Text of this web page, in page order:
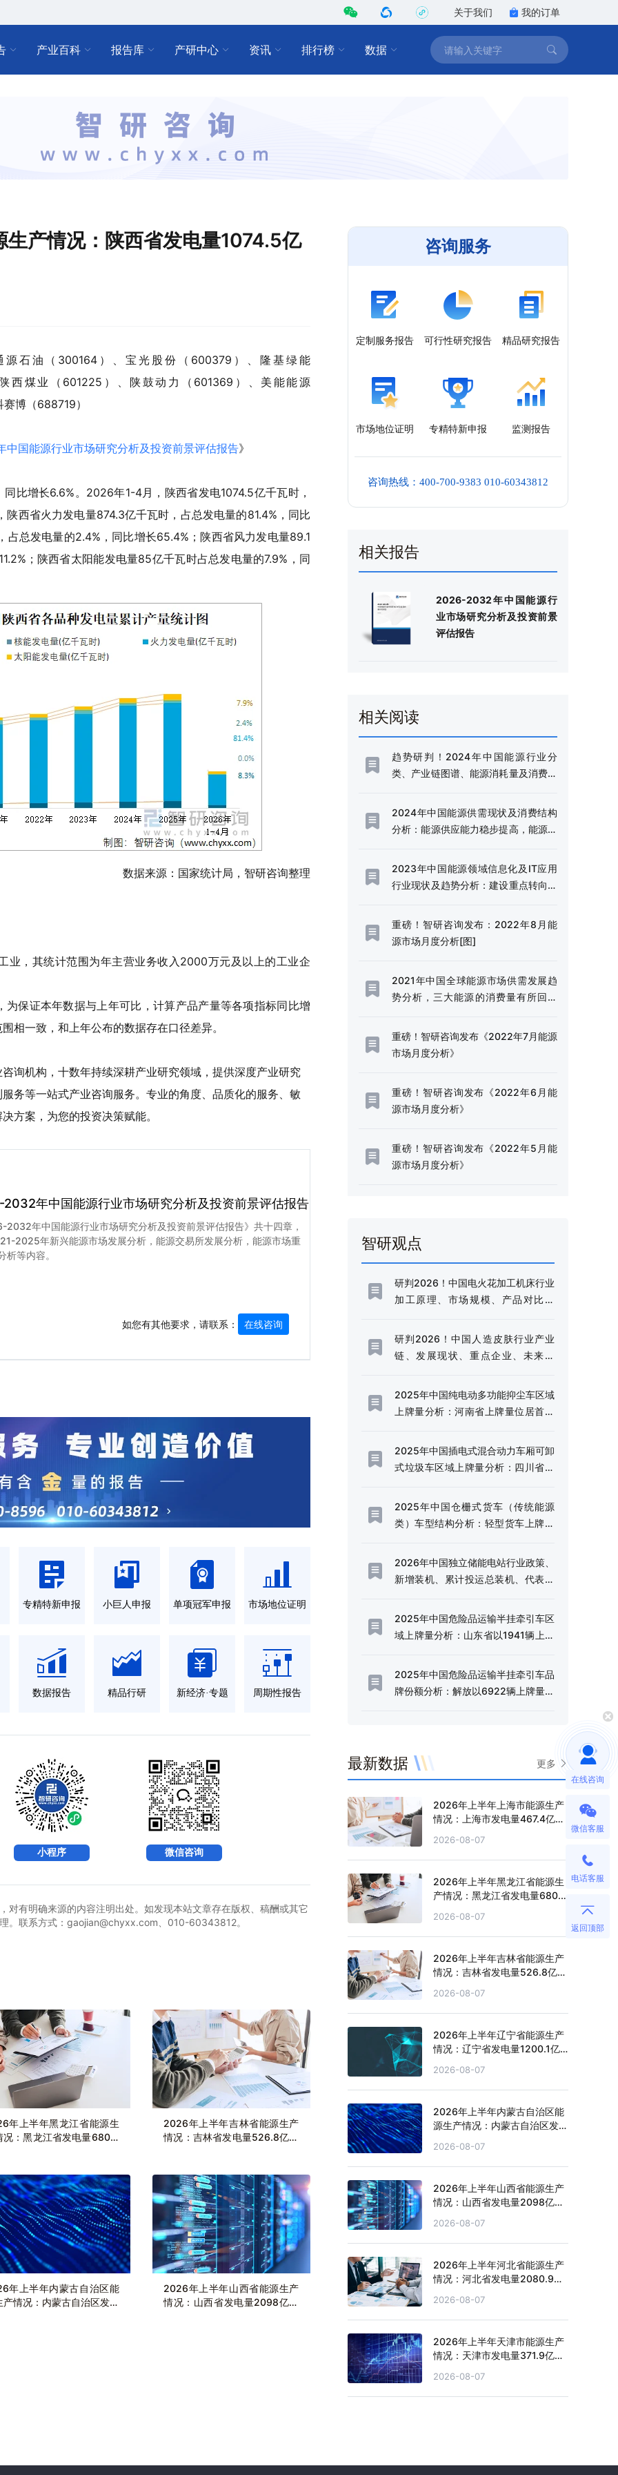
关于我们 我的订单
产业百科 报告库 产研中心 资讯 排行榜 数据
产情况：陕西省发电量1074.5亿
石油（300164）、宝光股份（600379）、隆基绿能
西煤业（601225）、陕鼓动力（601369）、美能能源
博（688719）
国能源行业市场研究分析及投资前景评估报告》
比增长6.6%。2026年1-4月，陕西省发电1074.5亿千瓦时，
西省火力发电量874.3亿千瓦时，占总发电量的81.4%，同比
占总发电量的2.4%，同比增长65.4%；陕西省风力发电量89.1
；陕西省太阳能发电量85亿千瓦时占总发电量的7.9%，同
数据来源：国家统计局，智研咨询整理
业，其统计范围为年主营业务收入2000万元及以上的工业企
保证本年数据与上年可比，计算产品产量等各项指标同比增
相一致，和上年公布的数据存在口径差异。
询机构，十数年持续深耕产业研究领域，提供深度产业研究
务等一站式产业咨询服务。专业的角度、品质化的服务、敏
方案，为您的投资决策赋能。
年中国能源行业市场研究分析及投资前景评估报告
2032年中国能源行业市场研究分析及投资前景评估报告》共十四章，
2025年新兴能源市场发展分析，能源交易所发展分析，能源市场重
析等内容。
如您有其他要求，请联系： 在线咨询
专精特新申报 小巨人申报 单项冠军申报 市场地位证明
数据报告 精品行研 新经济·专题 周期性报告
小程序 微信咨询
对有明确来源的内容注明出处。如发现本站文章存在版权、稿酬或其它
。联系方式：gaojian@chyxx.com、010-60343812。
年上半年黑龙江省能源生
况：黑龙江省发电量680.4
2026年上半年吉林省能源生产
情况：吉林省发电量526.8亿千
年上半年内蒙古自治区能
产情况：内蒙古自治区发电
2026年上半年山西省能源生产
情况：山西省发电量2098亿千
咨询服务
定制服务报告 可行性研究报告 精品研究报告
市场地位证明 专精特新申报 监测报告
咨询热线：400-700-9383 010-60343812
相关报告
2026-2032年中国能源行
业市场研究分析及投资前景
评估报告
相关阅读
趋势研判！2024年中国能源行业分
类、产业链图谱、能源消耗量及消费结
可持续发展[图]
2024年中国能源供需现状及消费结构
分析：能源供应能力稳步提高，能源结
2023年中国能源领域信息化及IT应用
行业现状及趋势分析：建设重点转向信
重磅！智研咨询发布：2022年8月能
源市场月度分析[图]
2021年中国全球能源市场供需发展趋
势分析，三大能源的消费量有所回升
重磅！智研咨询发布《2022年7月能源
市场月度分析》
重磅！智研咨询发布《2022年6月能
源市场月度分析》
重磅！智研咨询发布《2022年5月能
源市场月度分析》
智研观点
研判2026！中国电火花加工机床行业
加工原理、市场规模、产品对比分
高端化转型加速推进[图]
研判2026！中国人造皮肤行业产业
链、发展现状、重点企业、未来趋
模持续扩容[图]
2025年中国纯电动多功能抑尘车区域
上牌量分析：河南省上牌量位居首位
2025年中国插电式混合动力车厢可卸
式垃圾车区域上牌量分析：四川省上
2025年中国仓栅式货车（传统能源
类）车型结构分析：轻型货车上牌量
2026年中国独立储能电站行业政策、
新增装机、累计投运总装机、代表企
储能电站迎来规模化发展的战略机遇
期[图]
2025年中国危险品运输半挂牵引车区
域上牌量分析：山东省以1941辆上牌
2025年中国危险品运输半挂牵引车品
牌份额分析：解放以6922辆上牌量、
最新数据 更多
2026年上半年上海市能源生产
情况：上海市发电量467.4亿千
2026-08-07
2026年上半年黑龙江省能源生
产情况：黑龙江省发电量680.4
2026-08-07
2026年上半年吉林省能源生产
情况：吉林省发电量526.8亿千
2026-08-07
2026年上半年辽宁省能源生产
情况：辽宁省发电量1200.1亿
2026-08-07
2026年上半年内蒙古自治区能
源生产情况：内蒙古自治区发电
2.7%
2026-08-07
2026年上半年山西省能源生产
情况：山西省发电量2098亿千
2026-08-07
2026年上半年河北省能源生产
情况：河北省发电量2080.9亿
2026-08-07
2026年上半年天津市能源生产
情况：天津市发电量371.9亿千
2026-08-07
在线咨询
微信客服
电话客服
返回顶部